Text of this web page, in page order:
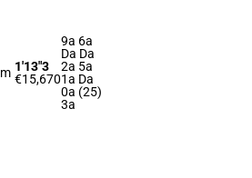
1'13"3
€15,670
9a 6a
Da Da
2a 5a
1a Da
0a (25)
3a